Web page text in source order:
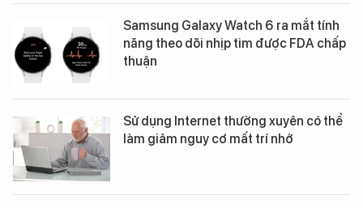
Samsung Galaxy Watch 6 ra mắt tính
năng theo dõi nhịp tim được FDA chấp
thuận
Sử dụng Internet thường xuyên có thể
làm giảm nguy cơ mất trí nhớ